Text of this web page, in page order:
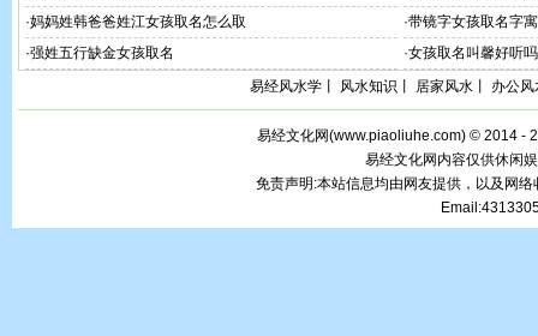
·妈妈姓韩爸爸姓江女孩取名怎么取 ·带镜字女孩取名字
·强姓五行缺金女孩取名 ·女孩取名叫馨好听
易经风水学
风水知识 居家风水 办公风
易经文化网(www.piaoliuhe.com) © 2014 -
易经文化网内容仅供休闲
免责声明:本站信息均由网友提供，以及网